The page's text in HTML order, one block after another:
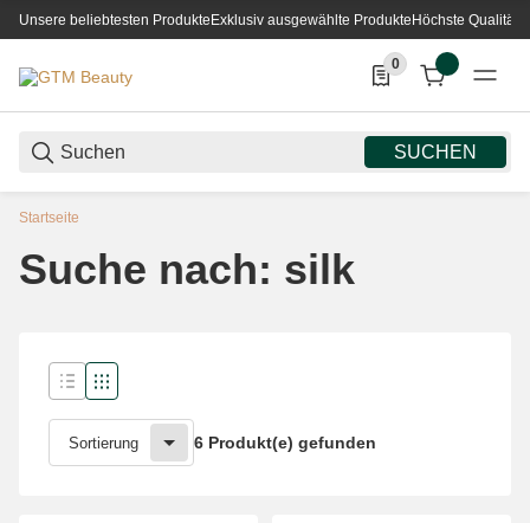
Unsere beliebtesten ProdukteExklusiv ausgewählte ProdukteHöchste Qualität
SUCHEN
0
0 Produkte in der
Startseite
Suche nach: silk
Sortierung 6 Produkt(e) gefunden